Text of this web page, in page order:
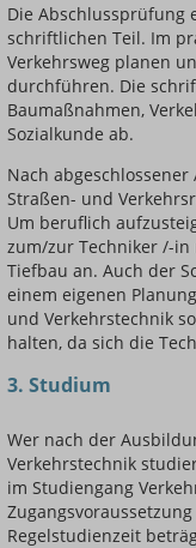
Die Abschlussprüfung
schriftlichen Teil. Im
Verkehrsweg planen
durchführen. Die
Baumaßnahmen,
Sozialkunde ab.
Nach
Straßen- und
Um beruflich
zum/zur Techniker /-
Tiefbau an. Auch der
einem eigenen
und Verkehrstechnik
halten, da sich die
3. Studium
Wer nach der
Verkehrstechnik
im Studiengang
Regelstudienzeit